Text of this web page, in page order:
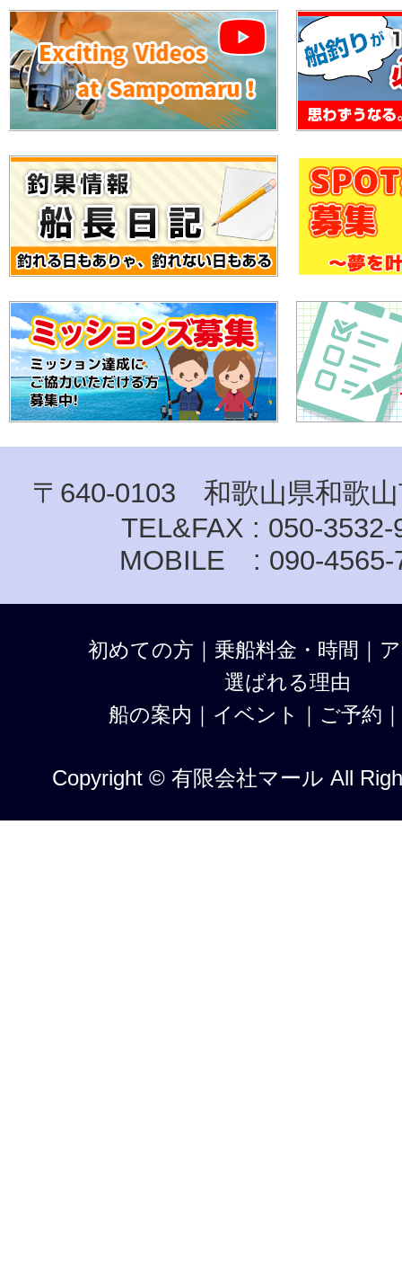
〒640-0103 和歌山県和歌山
TEL&FAX : 050-3532-
MOBILE : 090-4565-
初めての方 ｜ 乗船料金・時間 ｜
選ばれる理由
船の案内 ｜ イベント ｜ ご予約 ｜
Copyright © 有限会社マール All